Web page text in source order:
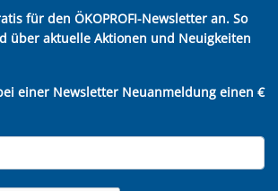
für den ÖKOPROFI-Newsletter an. So
über aktuelle Aktionen und Neuigkeiten
einer Newsletter Neuanmeldung einen €